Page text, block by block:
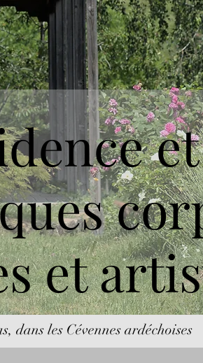
et
dans les Cévennes ardéchoises